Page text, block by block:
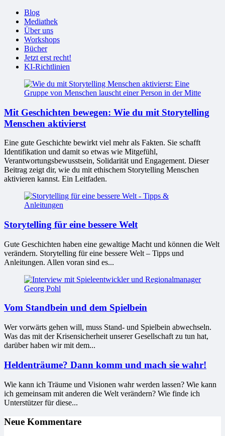
Blog
Mediathek
Über uns
Workshops
Bücher
Jetzt erst recht!
KI-Richtlinien
Mit Geschichten bewegen: Wie du mit Storytelling
Menschen aktivierst
Eine gute Geschichte bewirkt viel mehr als Fakten. Sie schafft
Identifikation und damit so etwas wie Mitgefühl,
Verantwortungsbewusstsein, Solidarität und Engagement. Dieser
Beitrag zeigt dir, wie du mit ethischem Storytelling Menschen
aktivieren kannst. Ein Leitfaden.
Storytelling für eine bessere Welt
Gute Geschichten haben eine gewaltige Macht und können die Welt
verändern. Storytelling für eine bessere Welt – Tipps und
Anleitungen. Allen voran sind es...
Vom Standbein und dem Spielbein
Wer vorwärts gehen will, muss Stand- und Spielbein abwechseln.
Was das mit der Krisensicherheit unserer Gesellschaft zu tun hat,
darüber haben wir mit dem...
Heldenträume? Dann komm und mach sie wahr!
Wie kann ich Träume und Visionen wahr werden lassen? Wie kann
ich gemeinsam mit anderen die Welt verändern? Wie finde ich
Unterstützer für diese...
Neue Kommentare